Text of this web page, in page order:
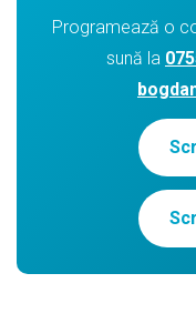
Programează o
sună la